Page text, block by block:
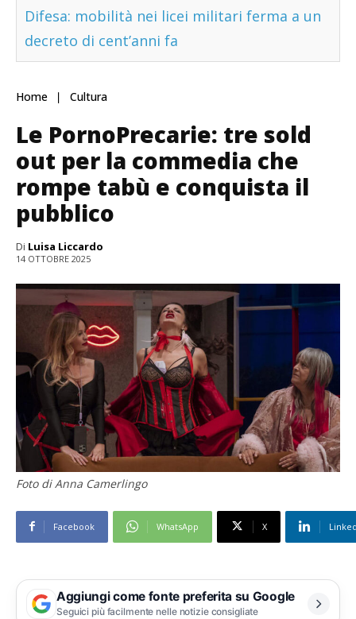
Difesa: mobilità nei licei militari ferma a un
decreto di cent’anni fa
Home Cultura
Le PornoPrecarie: tre sold
out per la commedia che
rompe tabù e conquista il
pubblico
Di Luisa Liccardo
14 OTTOBRE 2025
Foto di Anna Camerlingo
Facebook WhatsApp X
Aggiungi come fonte preferita su Google
Seguici più facilmente nelle notizie consigliate